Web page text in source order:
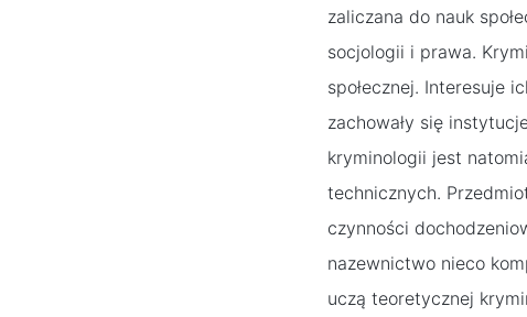
zaliczana do nauk
socjologii i prawa.
społecznej. Interesuje
zachowały się
kryminologii jest
technicznych.
czynności
nazewnictwo nieco
uczą teoretycznej